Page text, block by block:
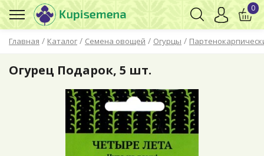
Главная / Каталог / Семена овощей / Огурцы /
0
Огурец Подарок, 5 шт.